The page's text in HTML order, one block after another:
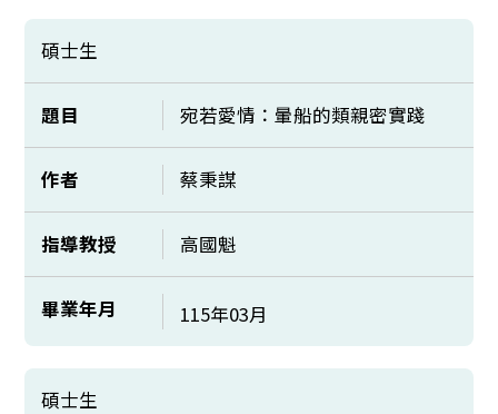
碩士生
題目 宛若愛情：暈船的類親密實踐
作者 蔡秉謀
指導教授 高國魁
畢業年月 115年03月
碩士生